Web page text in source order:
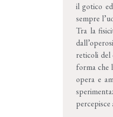
il gotico
sempre
Tra la
reticoli del
forma che
opera e
percepisce